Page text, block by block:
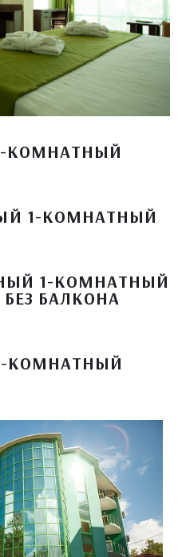
КОМНАТНЫЙ
1-КОМНАТНЫЙ
1-КОМНАТНЫЙ
БАЛКОНА
КОМНАТНЫЙ